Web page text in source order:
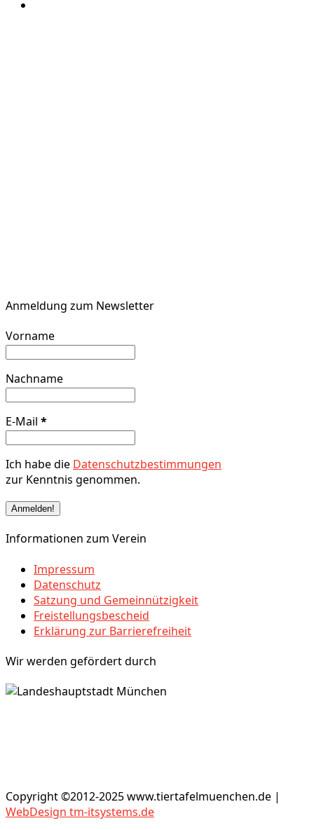
Anmeldung zum Newsletter
Vorname
Nachname
E-Mail *
Ich habe die Datenschutzbestimmungen
zur Kenntnis genommen.
Informationen zum Verein
Impressum
Datenschutz
Satzung und Gemeinnützigkeit
Freistellungsbescheid
Erklärung zur Barrierefreiheit
Wir werden gefördert durch
Copyright ©2012-2025 www.tiertafelmuenchen.de |
WebDesign tm-itsystems.de